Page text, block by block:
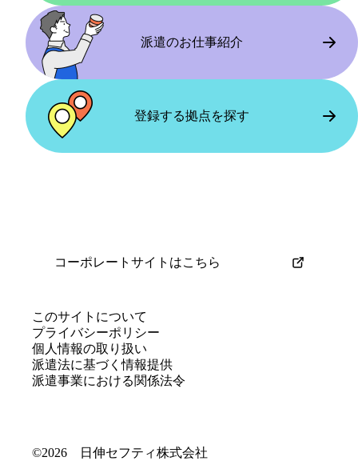
働き方とこれから応募する方へ
週3日ほど、扶養内で働いています。シフ
トの融通が利くので、家庭を大切にしな
がら働きたい方にもおすすめです。
運動にもなっています。無理な作業はな
く、自分のペースで続けられています。
現場の雰囲気
落ち着いた雰囲気で、皆さん黙々と作業
に取り組んでいます。年齢に関係なく一
働き方とこれから応募する方へ
ます。体力面が不安な方でも安心して始
められると思いますし、新しいことに挑
戦する良いきっかけになると思います。
本当に二人一緒に働けるのか、現場で
別々になってしまわないかが不安でし
た。
実際に働いてみて
面談から現場まで一緒に配慮してもらえ
も孤独感を感じることはありませんでし
た。分からないことも友達同士で教え合
えるので、作業にもすぐ慣れました。
大学の長期休みや週末を利用して、単発
派遣のお仕事紹介
登録する拠点を探す
コーポレートサイトはこちら
このサイトについて
プライバシーポリシー
個人情報の取り扱い
派遣法に基づく情報提供
派遣事業における関係法令
©2026 日伸セフティ株式会社